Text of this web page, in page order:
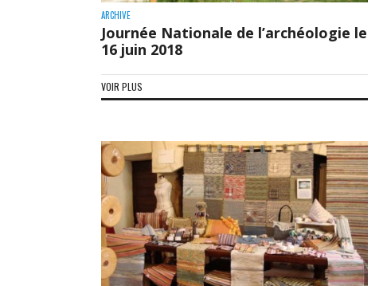
ARCHIVE
Journée Nationale de l’archéologie le
16 juin 2018
VOIR PLUS